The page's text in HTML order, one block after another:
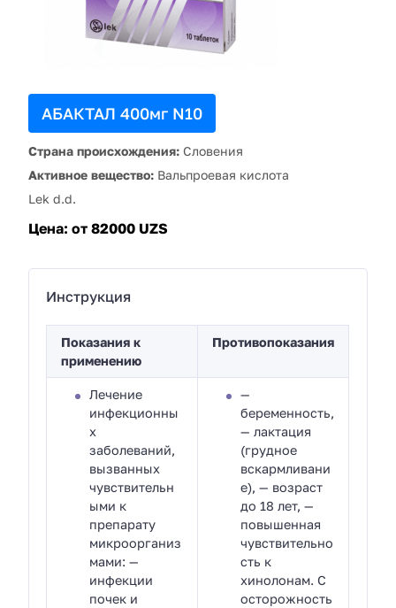
АБАКТАЛ 400мг N10
Страна происхождения: Словения
Активное вещество: Вальпроевая кислота
Lek d.d.
Цена: от 82000 UZS
Инструкция
Показания к
применению
Противопоказания
Лечение
инфекционны
х
заболеваний,
вызванных
чувствительн
ыми к
препарату
микроорганиз
мами: —
инфекции
почек и
—
беременность,
— лактация
(грудное
вскармливани
е), — возраст
до 18 лет, —
повышенная
чувствительно
сть к
хинолонам. С
осторожность